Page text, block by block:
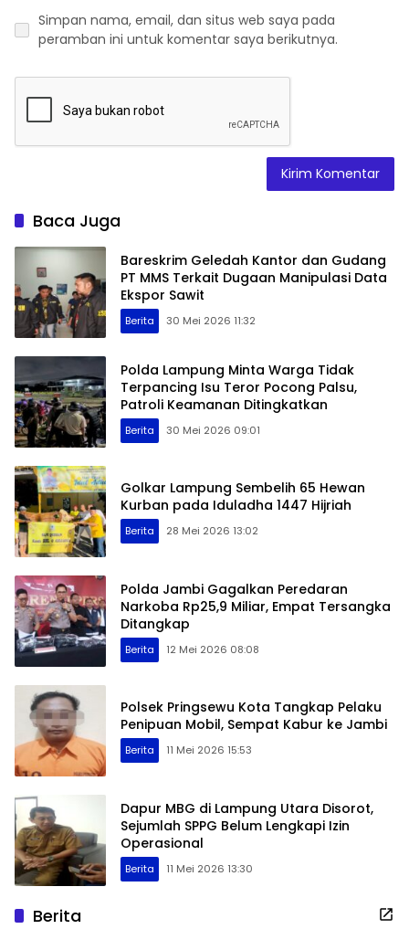
Simpan nama, email, dan situs web saya pada
peramban ini untuk komentar saya berikutnya.
Baca Juga
Bareskrim Geledah Kantor dan Gudang
PT MMS Terkait Dugaan Manipulasi Data
Ekspor Sawit
Berita 30 Mei 2026 11:32
Polda Lampung Minta Warga Tidak
Terpancing Isu Teror Pocong Palsu,
Patroli Keamanan Ditingkatkan
Berita 30 Mei 2026 09:01
Golkar Lampung Sembelih 65 Hewan
Kurban pada Iduladha 1447 Hijriah
Berita 28 Mei 2026 13:02
Polda Jambi Gagalkan Peredaran
Narkoba Rp25,9 Miliar, Empat Tersangka
Ditangkap
Berita 12 Mei 2026 08:08
Polsek Pringsewu Kota Tangkap Pelaku
Penipuan Mobil, Sempat Kabur ke Jambi
Berita 11 Mei 2026 15:53
Dapur MBG di Lampung Utara Disorot,
Sejumlah SPPG Belum Lengkapi Izin
Operasional
Berita 11 Mei 2026 13:30
Berita